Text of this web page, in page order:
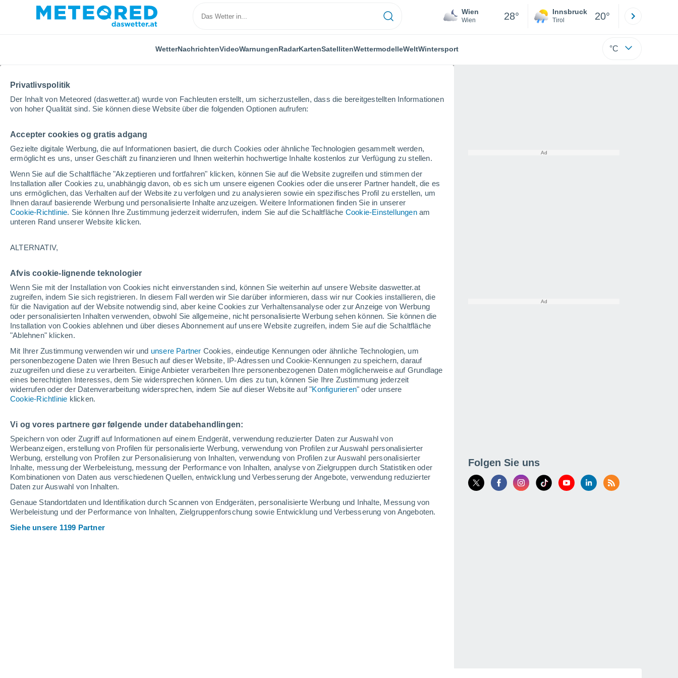
Privatlivspolitik
Der Inhalt von Meteored (daswetter.at) wurde von Fachleuten erstellt, um sicherzustellen, dass die bereitgestellten Informationen
von hoher Qualität sind. Sie können diese Website über die folgenden Optionen aufrufen:
Accepter cookies og gratis adgang
Gezielte digitale Werbung, die auf Informationen basiert, die durch Cookies oder ähnliche Technologien gesammelt werden,
ermöglicht es uns, unser Geschäft zu finanzieren und Ihnen weiterhin hochwertige Inhalte kostenlos zur Verfügung zu stellen.
Wenn Sie auf die Schaltfläche "Akzeptieren und fortfahren" klicken, können Sie auf die Website zugreifen und stimmen der
Installation aller Cookies zu, unabhängig davon, ob es sich um unsere eigenen Cookies oder die unserer Partner handelt, die es
uns ermöglichen, das Verhalten auf der Website zu verfolgen und zu analysieren sowie ein spezifisches Profil zu erstellen, um
Ihnen darauf basierende Werbung und personalisierte Inhalte anzuzeigen. Weitere Informationen finden Sie in unserer
Cookie-Richtlinie. Sie können Ihre Zustimmung jederzeit widerrufen, indem Sie auf die Schaltfläche Cookie-Einstellungenam
unteren Rand unserer Website klicken.
ALTERNATIV,
Afvis cookie-lignende teknologier
Wenn Sie mit der Installation von Cookies nicht einverstanden sind, können Sie weiterhin auf unsere Website daswetter.at
zugreifen, indem Sie sich registrieren. In diesem Fall werden wir Sie darüber informieren, dass wir nur Cookies installieren, die
für die Navigation auf der Website notwendig sind, aber keine Cookies zur Verhaltensanalyse oder zur Anzeige von Werbung
oder personalisierten Inhalten verwenden, obwohl Sie allgemeine, nicht personalisierte Werbung sehen können. Sie können die
Installation von Cookies ablehnen und über dieses Abonnement auf unsere Website zugreifen, indem Sie auf die Schaltfläche
"Ablehnen" klicken.
Mit Ihrer Zustimmung verwenden wir und unsere Partner Cookies, eindeutige Kennungen oder ähnliche Technologien, um
personenbezogene Daten wie Ihren Besuch auf dieser Website, IP-Adressen und Cookie-Kennungen zu speichern, darauf
zuzugreifen und diese zu verarbeiten. Einige Anbieter verarbeiten Ihre personenbezogenen Daten möglicherweise auf Grundlage
eines berechtigten Interesses, dem Sie widersprechen können. Um dies zu tun, können Sie Ihre Zustimmung jederzeit
widerrufen oder der Datenverarbeitung widersprechen, indem Sie auf dieser Website auf "Konfigurieren" oder unsere
Cookie-Richtlinie klicken.
Vi og vores partnere gør følgende under databehandlingen:
Speichern von oder Zugriff auf Informationen auf einem Endgerät, verwendung reduzierter Daten zur Auswahl von
Werbeanzeigen, erstellung von Profilen für personalisierte Werbung, verwendung von Profilen zur Auswahl personalisierter
Werbung, erstellung von Profilen zur Personalisierung von Inhalten, verwendung von Profilen zur Auswahl personalisierter
Inhalte, messung der Werbeleistung, messung der Performance von Inhalten, analyse von Zielgruppen durch Statistiken oder
Kombinationen von Daten aus verschiedenen Quellen, entwicklung und Verbesserung der Angebote, verwendung reduzierter
Daten zur Auswahl von Inhalten.
Genaue Standortdaten und Identifikation durch Scannen von Endgeräten, personalisierte Werbung und Inhalte, Messung von
Werbeleistung und der Performance von Inhalten, Zielgruppenforschung sowie Entwicklung und Verbesserung von Angeboten.
Siehe unsere 1199 Partner
Wien
Wien 28° Innsbruck
Tirol 20°
WetterNachrichtenVideoWarnungenRadarKartenSatellitenWettermodelleWeltWintersport °C
Home Burgenland
Wetter für Burgenland
Heute, 7. August Tageswetter Symbole
21°
Güssing
31°
20°
Jennersdorf
32°
21°
Mogersdorf
31°
31°
20°
Oberwart
23°
Pamhagen
21°
29°
20°
Pinkafeld
30°
19°
Rechnitz
Stegersbach
Folgen Sie uns